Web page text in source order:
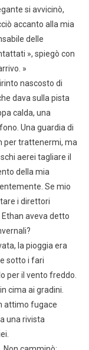
si avvicinò,
accanto alla mia
delle
», spiegò con
»
nascosto di
dava sulla pista
calda, una
Una guardia di
per trattenermi, ma
aerei tagliare il
della mia
Se mio
i direttori
aveva detto
la pioggia era
sotto i fari
per il vento freddo.
cima ai gradini.
attimo fugace
una rivista